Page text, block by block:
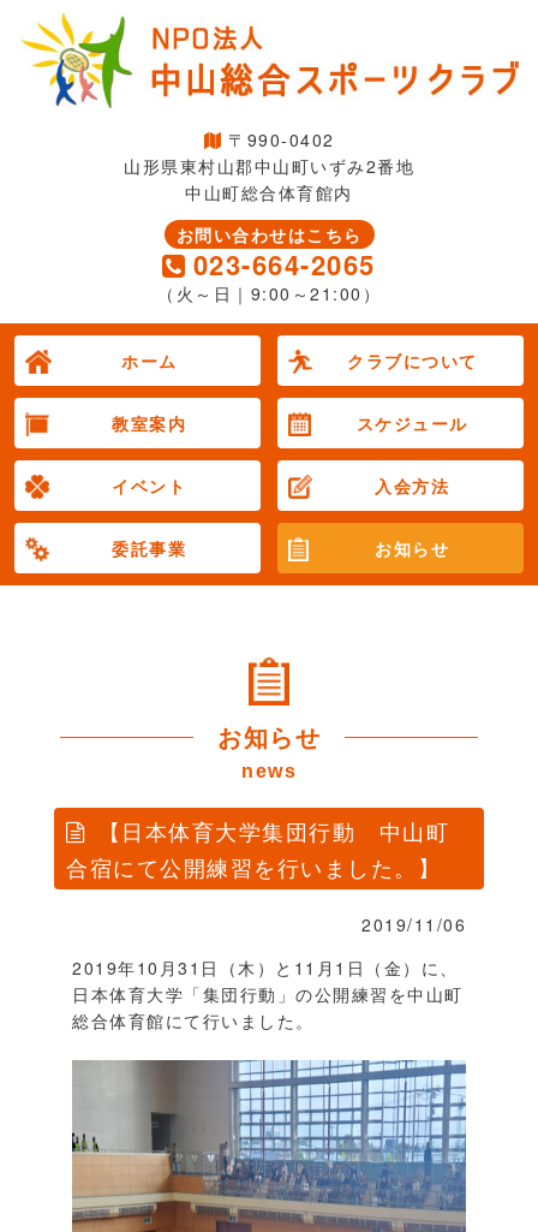
〒990-0402
山形県東村山郡中山町いずみ2番地
中山町総合体育館内
お問い合わせはこちら
023-664-2065
（火～日｜9:00～21:00）
ホーム クラブについて
教室案内 スケジュール
イベント 入会方法
委託事業 お知らせ
お知らせ
news
【日本体育大学集団行動 中山町
合宿にて公開練習を行いました。】
2019/11/06
2019年10月31日（木）と11月1日（金）に、
日本体育大学「集団行動」の公開練習を中山町
総合体育館にて行いました。